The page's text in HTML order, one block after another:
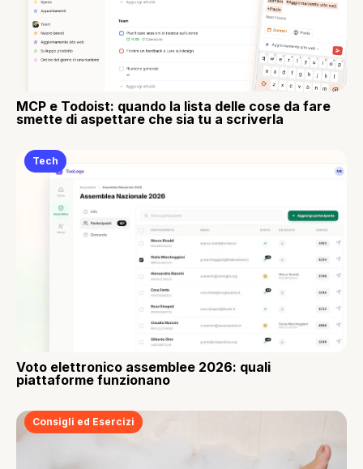
MCP e Todoist: quando la lista delle cose da fare
smette di aspettare che sia tu a scriverla
Tech
Voto elettronico assemblee 2026: quali
piattaforme funzionano
Consigli ed Esercizi